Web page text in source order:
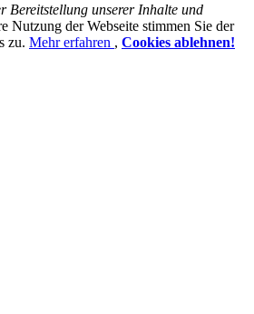
Bereitstellung unserer Inhalte und
Nutzung der Webseite stimmen Sie der
zu. Mehr erfahren , Cookies ablehnen!